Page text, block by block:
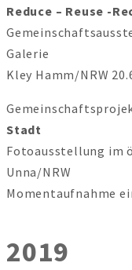
Reduce – Reuse -
Galerie
Kley Hamm/NRW
Stadt
Fotoausstellung im
Unna/NRW
Momentaufnahme
2019